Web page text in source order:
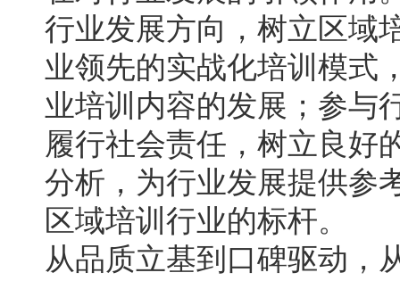
行业发展方向，树立区域
业领先的实战化培训模式
业培训内容的发展；参与
履行社会责任，树立良好
分析，为行业发展提供参
区域培训行业的标杆。
从品质立基到口碑驱动，